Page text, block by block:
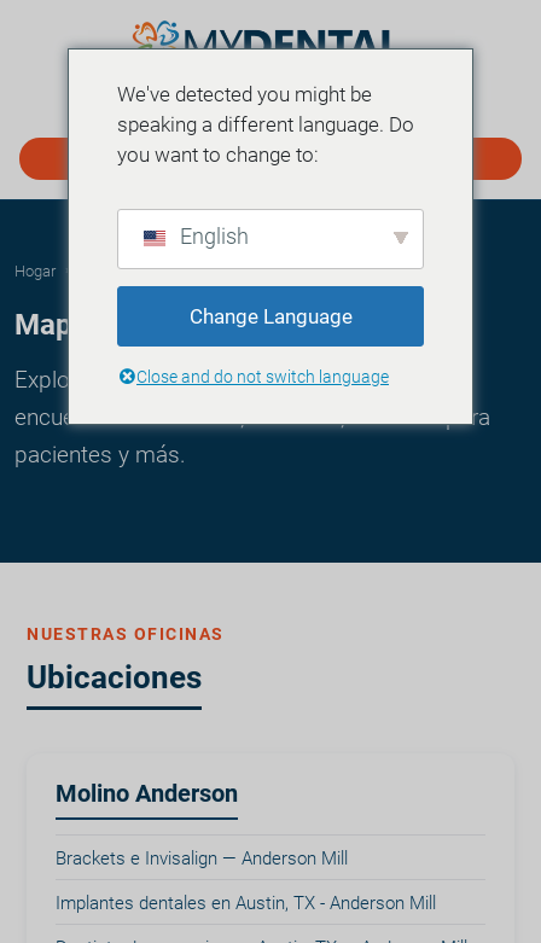
MENÚ
PROGRAMAR EN LÍNEA
Hogar › Mapa del sitio
Mapa del sitio
Explore todas las páginas de myDental.com:
encuentre ubicaciones, servicios, recursos para
pacientes y más.
NUESTRAS OFICINAS
Ubicaciones
Molino Anderson
Brackets e Invisalign — Anderson Mill
Implantes dentales en Austin, TX - Anderson Mill
We've detected you might be
speaking a different language. Do
you want to change to:
English
Change Language
Close and do not switch language